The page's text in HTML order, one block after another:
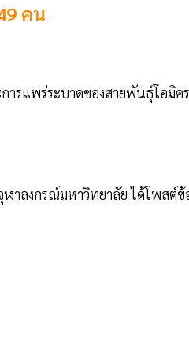
คน
การแพร่ระบาดของสายพันธุ์โอมิ
าลงกรณ์มหาวิทยาลัย ได้โพสต์